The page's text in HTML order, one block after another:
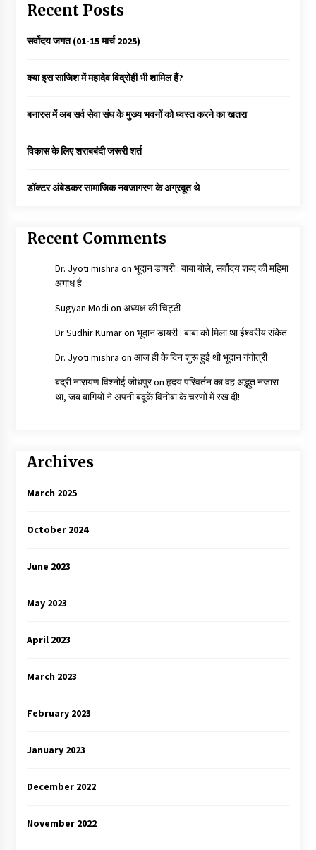
Recent Posts
सर्वोदय जगत (01-15 मार्च 2025)
क्या इस साजिश में महादेव विद्रोही भी शामिल हैं?
बनारस में अब सर्व सेवा संघ के मुख्य भवनों को ध्वस्त करने का खतरा
विकास के लिए शराबबंदी जरूरी शर्त
डॉक्टर अंबेडकर सामाजिक नवजागरण के अग्रदूत थे
Recent Comments
Dr. Jyoti mishra on भूदान डायरी : बाबा बोले, सर्वोदय शब्द की महिमा
अगाध है
Sugyan Modi on अध्यक्ष की चिट्ठी
Dr Sudhir Kumaron भूदान डायरी : बाबा को मिला था ईश्वरीय संकेत
Dr. Jyoti mishra on आज ही के दिन शुरू हुई थी भूदान गंगोत्री
बद्री नारायण विश्नोई जोधपुरon हृदय परिवर्तन का वह अद्भुत नजारा
था, जब बागियों ने अपनी बंदूकें विनोबा के चरणों में रख दीं!
Archives
March 2025
October 2024
June 2023
May 2023
April 2023
March 2023
February 2023
January 2023
December 2022
November 2022